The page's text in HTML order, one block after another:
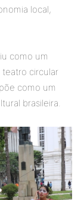
local,
como um
circular
como um
brasileira.